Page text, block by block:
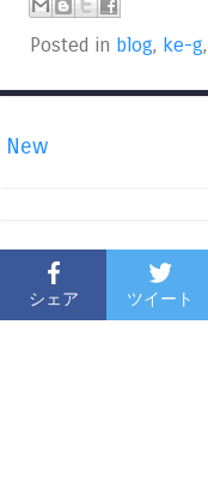
Posted in blog, ke-g,
New
シェア ツイート